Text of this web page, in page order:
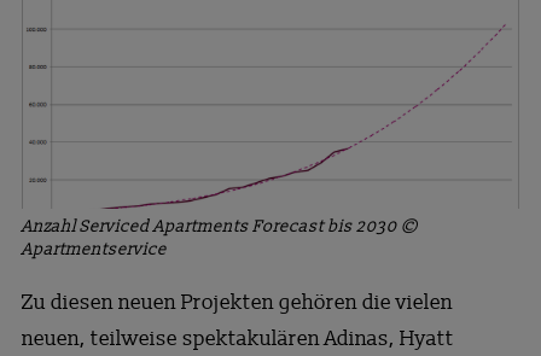
Anzahl Serviced Apartments Forecast bis 2030 ©
Apartmentservice
Zu diesen neuen Projekten gehören die vielen
neuen, teilweise spektakulären Adinas, Hyatt